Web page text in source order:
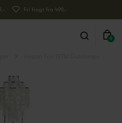
Fri fragt fra 499,-
0